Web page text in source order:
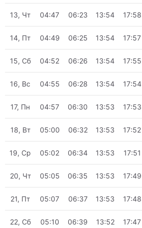
13, Чт 04:47 06:23 13:54 17:58
14, Пт 04:49 06:25 13:54 17:57
15, Сб 04:52 06:26 13:54 17:55
16, Вс 04:55 06:28 13:54 17:54
17, Пн 04:57 06:30 13:53 17:53
18, Вт 05:00 06:32 13:53 17:52
19, Ср 05:02 06:34 13:53 17:51
20, Чт 05:05 06:35 13:53 17:49
21, Пт 05:07 06:37 13:53 17:48
22, Сб 05:10 06:39 13:52 17:47